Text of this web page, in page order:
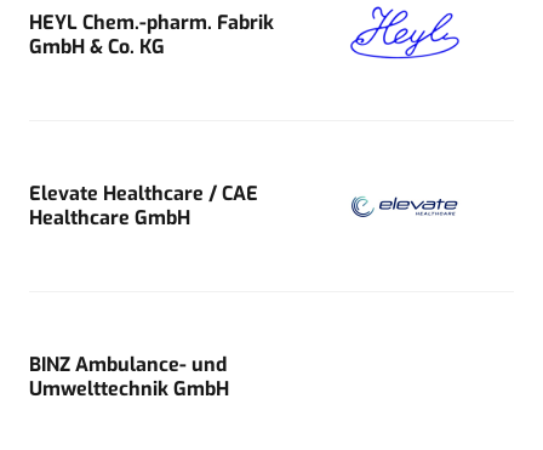
HEYL Chem.-pharm. Fabrik
GmbH & Co. KG
Elevate Healthcare / CAE
Healthcare GmbH
BINZ Ambulance- und
Umwelttechnik GmbH